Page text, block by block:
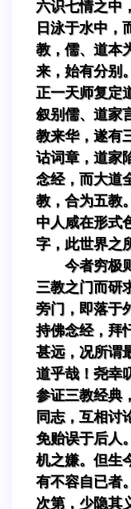
六识七情之中
日泳于水中，
教，儒、道本
来，始有分别
正一天师复定
叙别儒、道家
教来华，遂有
诂词章，道家
念经，而大道
教，合为五教
中人咸在形式
字，此世界之
今者穷极
三教之门而研
旁门，即落于
持佛念经，拜
甚远，况所谓
道乎哉！尧幸
参证三教经典
同志，互相讨
免贻误于后人
机之嫌。但生
有不容自已者
次第，少隐其